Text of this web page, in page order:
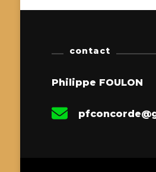
contact
Philippe FOULON